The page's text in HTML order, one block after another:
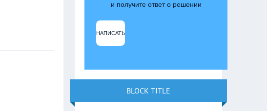
и получите ответ о решении
НАПИСАТЬ
BLOCK TITLE